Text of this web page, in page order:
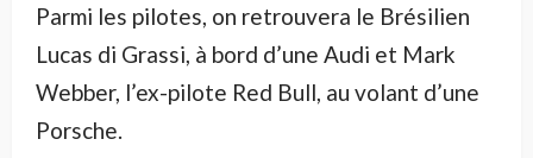
Parmi les pilotes, on retrouvera le Brésilien
Lucas di Grassi, à bord d’une Audi et Mark
Webber, l’ex-pilote Red Bull, au volant d’une
Porsche.